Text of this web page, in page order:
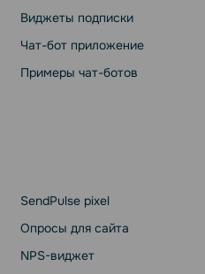
Виджеты подписки
Чат-бот приложение
Примеры чат-ботов
SendPulse pixel
Опросы для сайта
NPS-виджет